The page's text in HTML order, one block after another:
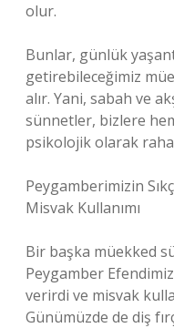
olur.
Bunlar, günlük
getirebileceğimiz
alır. Yani, sabah ve
sünnetler, bizlere
psikolojik olarak
Peygamberimizin
Misvak Kullanımı
Bir başka müekked
Peygamber
verirdi ve misvak
Günümüzde de diş